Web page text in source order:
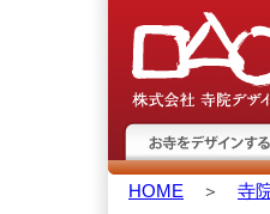
お寺をデザインする
HOME ＞ 寺